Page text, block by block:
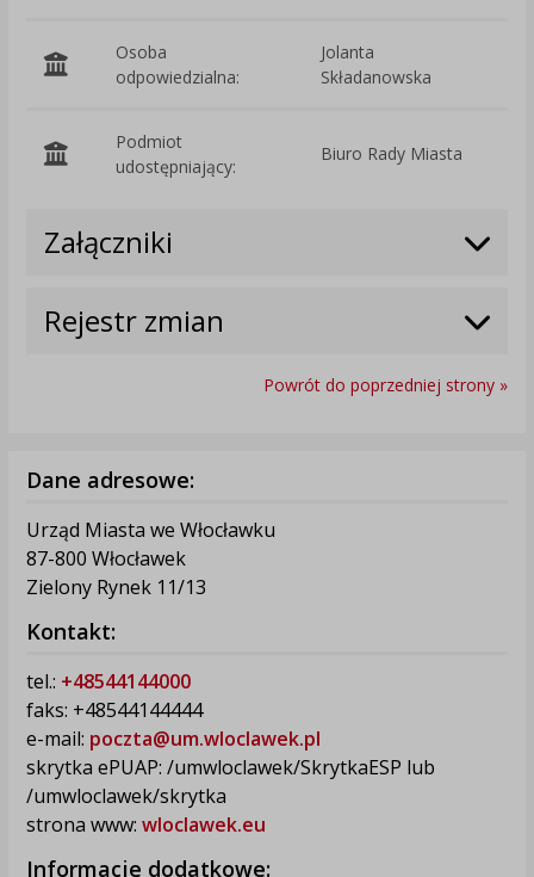
Osoba
odpowiedzialna:
Jolanta
Składanowska
Podmiot
udostępniający:
Biuro Rady Miasta
Załączniki
Rejestr zmian
Powrót do poprzedniej strony »
Dane adresowe:
Urząd Miasta we Włocławku
87-800 Włocławek
Zielony Rynek 11/13
Kontakt:
tel.: +48544144000
faks: +48544144444
e-mail: poczta@um.wloclawek.pl
skrytka ePUAP: /umwloclawek/SkrytkaESP lub
/umwloclawek/skrytka
strona www: wloclawek.eu
Informacje dodatkowe: